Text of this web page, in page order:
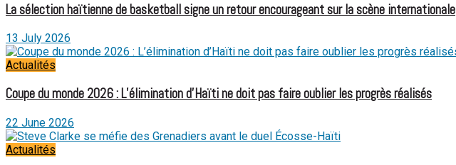
La sélection haïtienne de basketball signe un retour encourageant sur la scène internationale
13 July 2026
Actualités
Coupe du monde 2026 : L’élimination d’Haïti ne doit pas faire oublier les progrès réalisés
22 June 2026
Actualités